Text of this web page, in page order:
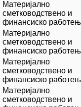
Материјално
сметководствено и
финансиско
Материјално
сметководствено и
финансиско
Материјално
сметководствено и
финансиско
Материјално
сметководствено и